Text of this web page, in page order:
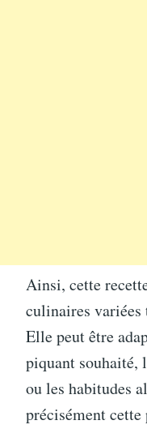
Ainsi, cette
culinaires variées
Elle peut être
piquant souhaité,
ou les habitudes
précisément